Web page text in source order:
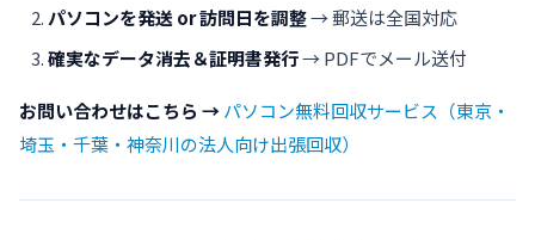
パソコンを発送 or 訪問日を調整→ 郵送は全国対応
確実なデータ消去＆証明書発行→ PDFでメール送付
お問い合わせはこちら →パソコン無料回収サービス（東京・
埼玉・千葉・神奈川の法人向け出張回収）